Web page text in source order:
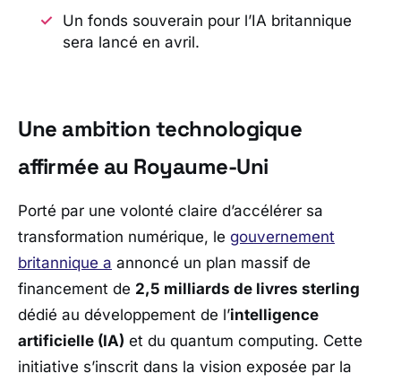
Un fonds souverain pour l’IA britannique
sera lancé en avril.
Une ambition technologique
affirmée au Royaume-Uni
Porté par une volonté claire d’accélérer sa
transformation numérique, le gouvernement
britannique a annoncé un plan massif de
financement de 2,5 milliards de livres sterling
dédié au développement de l’intelligence
artificielle (IA) et du quantum computing. Cette
initiative s’inscrit dans la vision exposée par la